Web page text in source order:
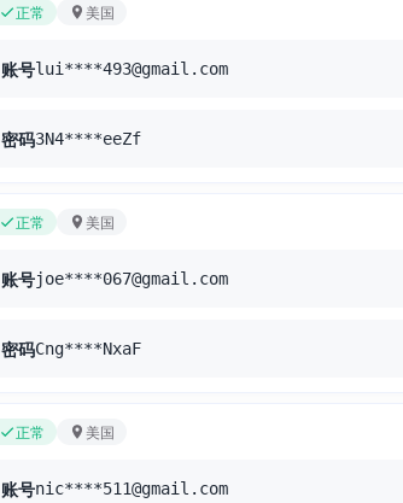
正常 美国
账号lui****493@gmail.com
密码3N4****eeZf
正常 美国
账号joe****067@gmail.com
密码Cng****NxaF
正常 美国
账号nic****511@gmail.com